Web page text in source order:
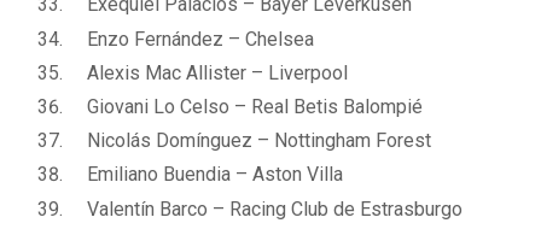
Exequiel Palacios – Bayer Leverkusen
Enzo Fernández – Chelsea
Alexis Mac Allister – Liverpool
Giovani Lo Celso – Real Betis Balompié
Nicolás Domínguez – Nottingham Forest
Emiliano Buendia – Aston Villa
Valentín Barco – Racing Club de Estrasburgo